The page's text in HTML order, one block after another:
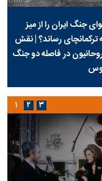
جنگ ایران را از میز
ترکمانچای رساند؟ | نقش
در فاصله دو جنگ
۱ ۲ ۳